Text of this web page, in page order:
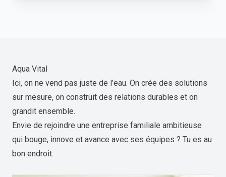
Aqua Vital
Ici, on ne vend pas juste de l’eau. On crée des solutions
sur mesure, on construit des relations durables et on
grandit ensemble.
Envie de rejoindre une entreprise familiale ambitieuse
qui bouge, innove et avance avec ses équipes ? Tu es au
bon endroit.